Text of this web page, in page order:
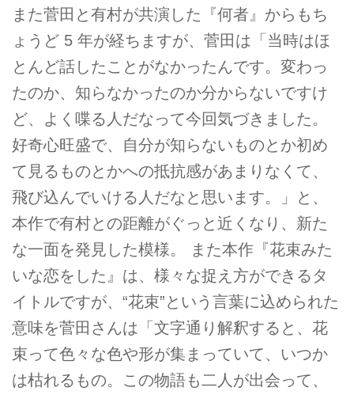
また菅田と有村が共演した『何者』からもち
ょうど 5 年が経ちますが、菅田は「当時はほ
とんど話したことがなかったんです。変わっ
たのか、知らなかったのか分からないですけ
ど、よく喋る人だなって今回気づきました。
好奇心旺盛で、自分が知らないものとか初め
て見るものとかへの抵抗感があまりなくて、
飛び込んでいける人だなと思います。」と、
本作で有村との距離がぐっと近くなり、新た
な一面を発見した模様。 また本作『花束みた
いな恋をした』は、様々な捉え方ができるタ
イトルですが、“花束”という言葉に込められた
意味を菅田さんは「文字通り解釈すると、花
束って色々な色や形が集まっていて、いつか
は枯れるもの。この物語も二人が出会って、